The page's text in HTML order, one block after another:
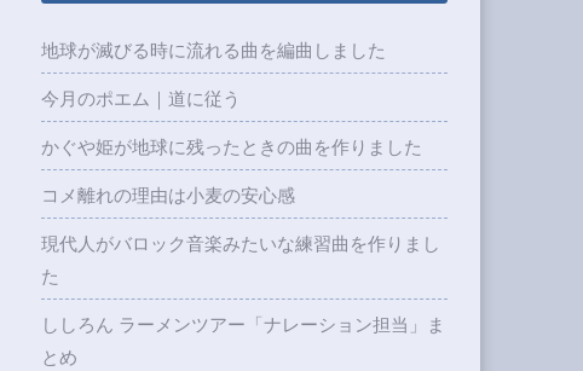
地球が滅びる時に流れる曲を編曲しました
今月のポエム｜道に従う
かぐや姫が地球に残ったときの曲を作りました
コメ離れの理由は小麦の安心感
現代人がバロック音楽みたいな練習曲を作りまし
た
ししろん ラーメンツアー「ナレーション担当」ま
とめ